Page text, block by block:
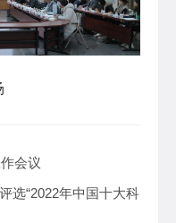
会议
选“2022年中国十大科